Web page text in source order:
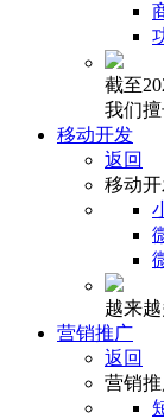
截至
我们
移动开发
返回
移动
越来
营销推广
返回
营销